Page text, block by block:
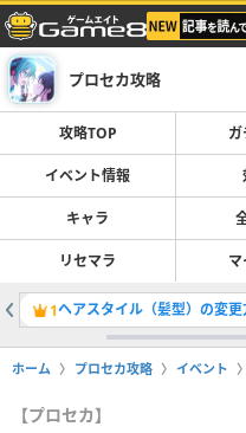
プロセカ攻略
攻略TOP
イベント情報
キャラ
リセマラ
1ヘアスタイル（髪型）の変
ホーム プロセカ攻略 イベント
【プロセカ】